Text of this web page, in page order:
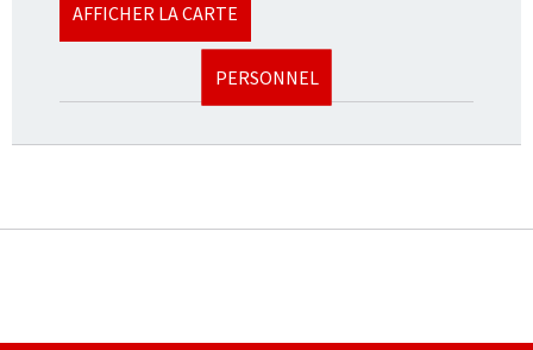
AFFICHER LA CARTE
PERSONNEL